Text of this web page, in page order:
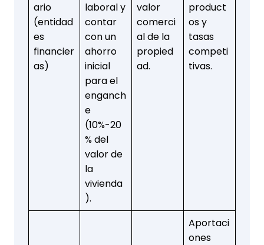
ario
(entidad
es
financier
as)
laboral y
contar
con un
ahorro
inicial
para el
enganch
e
(10%-20
% del
valor de
la
vivienda
).
valor
comerci
al de la
propied
ad.
product
os y
tasas
competi
tivas.
Aportaci
ones